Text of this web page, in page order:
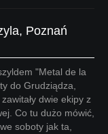
Poznań
"Metal de la
do Grudziądza,
dwie ekipy z
Co tu dużo mówić,
soboty jak ta,